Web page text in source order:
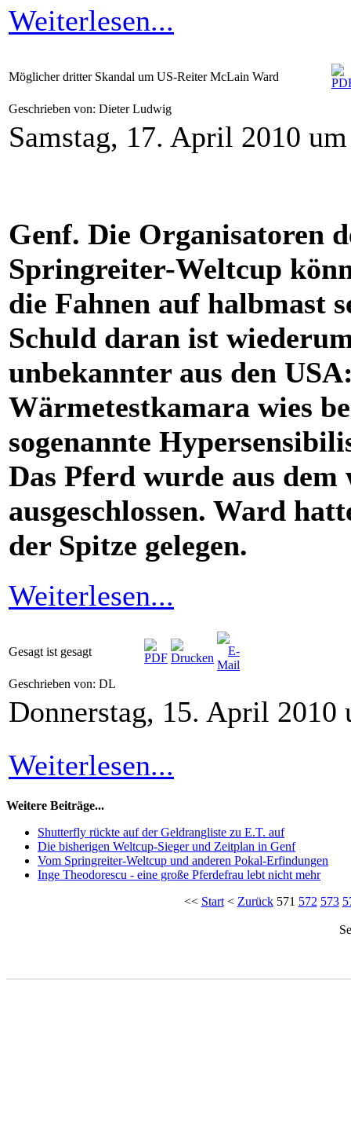
Weiterlesen...
Möglicher dritter Skandal um US-Reiter McLain Ward
Geschrieben von: Dieter Ludwig
Samstag, 17. April 2010
Genf. Die Organisatoren
Springreiter-Weltcup
die Fahnen auf halbmast
Schuld daran ist
unbekannter aus den
Wärmetestkamara wies
sogenannte
Das Pferd wurde aus
ausgeschlossen. Ward
der Spitze gelegen.
Weiterlesen...
Gesagt ist gesagt
Geschrieben von: DL
Donnerstag, 15. April 2010
Weiterlesen...
Weitere Beiträge...
Shutterfly rückte auf der Geldrangliste zu E.T. auf
Die bisherigen Weltcup-Sieger und Zeitplan in Genf
Vom Springreiter-Weltcup und anderen Pokal-Erfindungen
Inge Theodorescu - eine große Pferdefrau lebt nicht mehr
<< Start< Zurück 571 572 573